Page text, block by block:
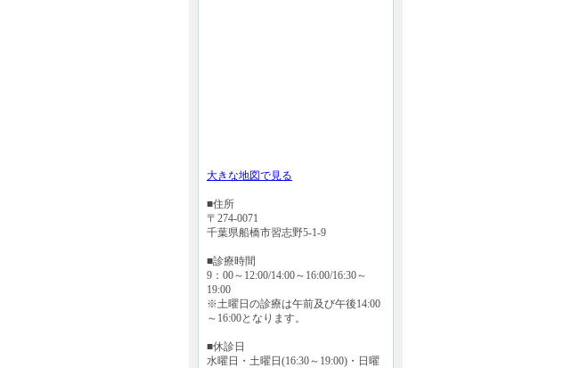
大きな地図で見る
■住所
〒274-0071
千葉県船橋市習志野5-1-9
■診療時間
9：00～12:00/14:00～16:00/16:30～
19:00
※土曜日の診療は午前及び午後14:00
～16:00となります。
■休診日
水曜日・土曜日(16:30～19:00)・日曜